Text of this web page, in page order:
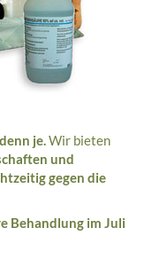
je.Wir bieten
und
gegen die
Behandlung im Juli